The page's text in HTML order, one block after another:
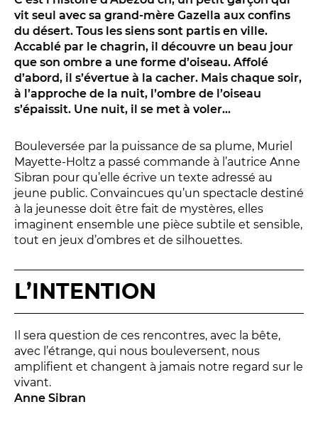
Les Procès du samedi
Les Jeudis littéraires
Le Comité de lecture
LES TEMPS FORTS
Les Contes d’apéro
Festival de Magie
Festival de Tragédies
LE PUBLIC
VOUS ÊTES...
Enseignant
En famille
Étudiant
Entreprise
vit seul avec sa grand-mère Gazella aux confins
du désert. Tous les siens sont partis en ville.
Accablé par le chagrin, il découvre un beau jour
que son ombre a une forme d’oiseau. Affolé
d’abord, il s’évertue à la cacher. Mais chaque soir,
à l’approche de la nuit, l’ombre de l’oiseau
s’épaissit. Une nuit, il se met à voler…
Bouleversée par la puissance de sa plume, Muriel
Mayette-Holtz a passé commande à l’autrice Anne
Sibran pour qu’elle écrive un texte adressé au
jeune public. Convaincues qu’un spectacle destiné
à la jeunesse doit être fait de mystères, elles
imaginent ensemble une pièce subtile et sensible,
tout en jeux d’ombres et de silhouettes.
L’INTENTION
Il sera question de ces rencontres, avec la bête,
avec l’étrange, qui nous bouleversent, nous
amplifient et changent à jamais notre regard sur le
vivant.
Anne Sibran